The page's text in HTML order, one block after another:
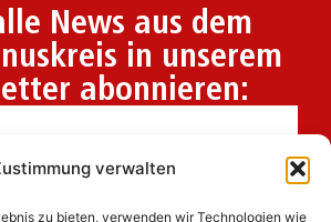
verwalten
zu bieten, verwenden wir Technologien wie
News aus dem
in unserem
abonnieren: